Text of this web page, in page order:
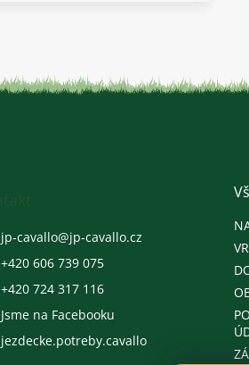
jp-cavallo@jp-cavallo.cz
+420 606 739 075
+420 724 317 116
Jsme na Facebooku
jezdecke.potreby.cavallo